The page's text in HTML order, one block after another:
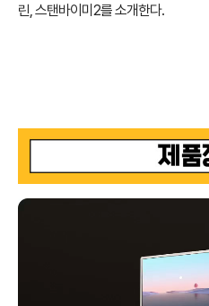
린, 스탠바이미2를 소개한다.